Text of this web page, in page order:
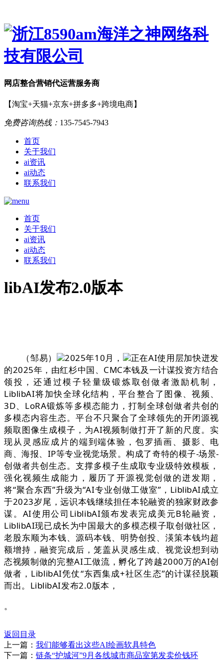
网店整合营销代运营服务商
【淘宝+天猫+京东+拼多多+跨境电商】
免费咨询热线： 135-7545-7943
首页
关于我们
ai资讯
ai动态
联系我们
首页
关于我们
ai资讯
ai动态
联系我们
libAI发布2.0版本
（邹易） 2025年10月，
正在AI使用层加快迸发
的2025年，由红杉中国、CMC本钱及一计谋投资方结合
领投，还通过模子轻量级锻炼取创做者激励机制，
LiblibAI将加快全球化结构，平台整合了图像、视频、
3D、LoRA锻炼等多模态能力，打制全球创做者共创的
多模态内容生态。平台不只聚合了全球领先的开闭源视
频取图像生成模子，为AI视频制做打开了新的尺度。实
现从灵感应成片的端到端体验，包罗插画、摄影、电
商、海报、IP等专业视觉场景。构成了奇特的模子-场景-
创做者共创生态。支撑多模子生成取专业级特效模板，
强化视频生成能力，履历了开源视觉创做的迸发期，
将“聚合东西”升级为“AI专业创做工做室”，LiblibAI成立
于2023岁尾，远识本钱继续担任本轮融资的独家财政参
谋。AI使用公司LiblibAI颁布发表完成美元B轮融资，
LiblibAI现已成长为中国最大的多模态模子取创做社区，
老股东顺为本钱、源码本钱、明势创投、渶策本钱均超
额增持，融资完成后，笼盖从灵感生成、视觉设想到动
态视频制做的完整AI工做流，孵化了跨越2000万的AI创
做者，LiblibAI凭仗“东西集成+社区生态”的计谋径脱颖
而出。LiblibAI发布2.0版本，
。
返回目录
上一篇： 我们能够看出这些AI绘画软具特色
下一篇： 链条“护城河”9月各线城市商品室第发卖价钱环